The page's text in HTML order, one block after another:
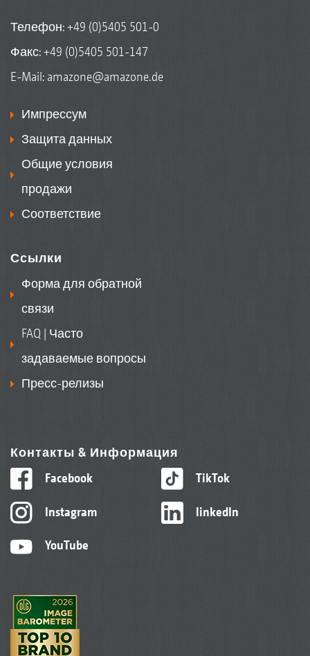
Телефон:+49 (0)5405 501-0
Факс: +49 (0)5405 501-147
E-Mail: amazone@amazone.de
Импрессум
Защита данных
Общие условия
продажи
Соответствие
Ссылки
Форма для обратной
связи
FAQ | Часто
задаваемые вопросы
Пресс-релизы
Контакты & Информация
Facebook
Instagram
YouTube
TikTok
linkedIn